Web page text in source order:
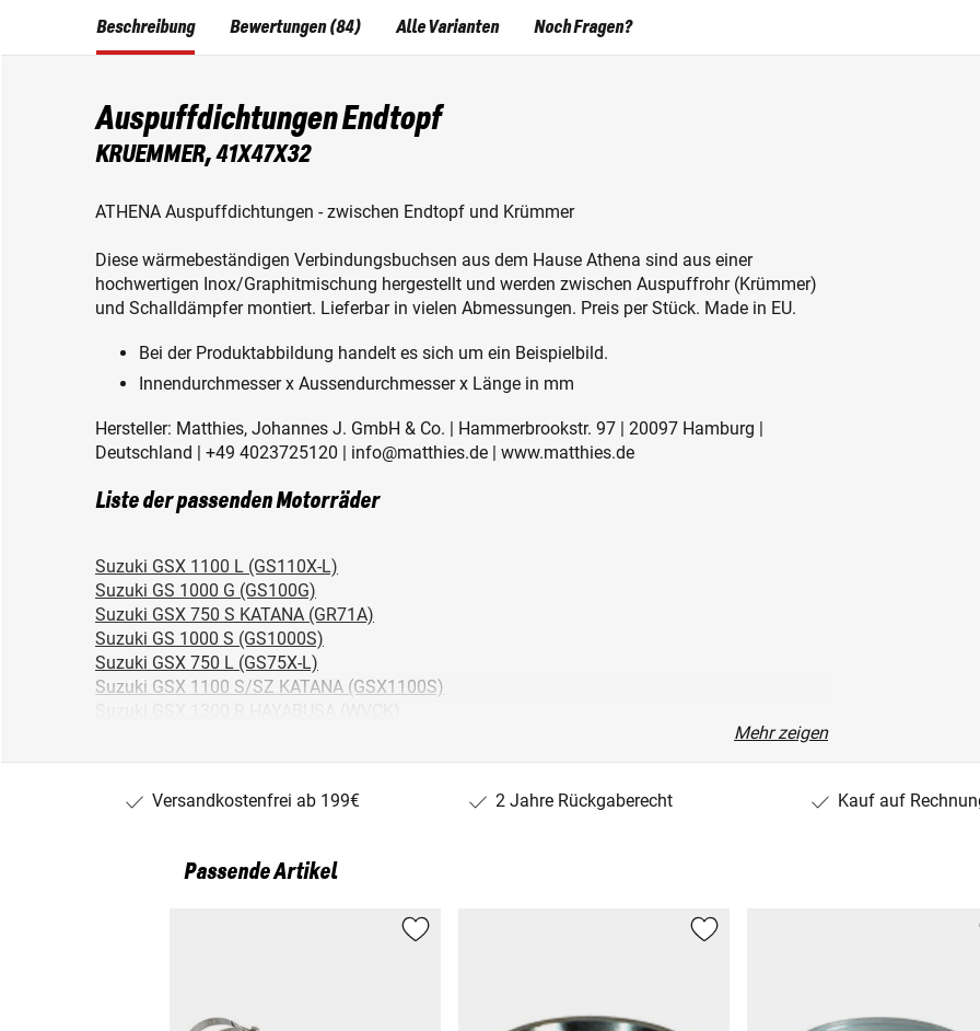
Beschreibung
Auspuffdichtungen Endtopf
KRUEMMER, 41X47X32
ATHENA Auspuffdichtungen - zwischen Endtopf und Krümmer
Diese wärmebeständigen Verbindungsbuchsen aus dem Hause Athena sind aus einer
hochwertigen Inox/Graphitmischung hergestellt und werden zwischen Auspuffrohr (Krümmer)
und Schalldämpfer montiert. Lieferbar in vielen Abmessungen. Preis per Stück. Made in EU.
Bei der Produktabbildung handelt es sich um ein Beispielbild.
Innendurchmesser x Aussendurchmesser x Länge in mm
Hersteller: Matthies, Johannes J. GmbH & Co. | Hammerbrookstr. 97 | 20097 Hamburg |
Deutschland | +49 4023725120 | info@matthies.de | www.matthies.de
Liste der passenden Motorräder
Suzuki GSX 1100 L (GS110X-L)
Suzuki GS 1000 G (GS100G)
Suzuki GSX 750 S KATANA (GR71A)
Suzuki GS 1000 S (GS1000S)
Suzuki GSX 750 L (GS75X-L)
Suzuki GSX 1100 S/SZ KATANA (GSX1100S)
Suzuki GSX 750 E (GS75X-E)
Suzuki GS 1000 L (GS1000L)
Suzuki GSX 1100 E (GS110X-E)
Mehr zeigen
Bewertungen (84) Alle Varianten Noch Fragen?
Versandkostenfrei ab 199€ 2 Jahre Rückgaberecht Kauf auf
Passende Artikel